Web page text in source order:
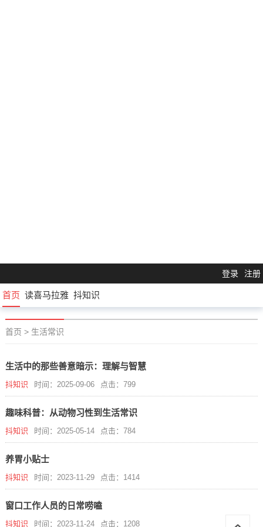
登录 注册
首页 读喜马拉雅 抖知识
首页 > 生活常识
生活中的那些善意暗示：理解与智慧
抖知识 时间：2025-09-06 点击：799
趣味科普：从动物习性到生活常识
抖知识 时间：2025-05-14 点击：784
养胃小贴士
抖知识 时间：2023-11-29 点击：1414
窗口工作人员的日常唠嗑
抖知识 时间：2023-11-24 点击：1208